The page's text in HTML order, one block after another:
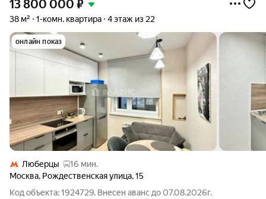
13 800 000 ₽
38 м² 1-комн. квартира 4 этаж из 22
онлайн показ
Люберцы
16 мин.
Москва, Рождественская улица,15
Код объекта: 1924729. Внесен аванс до 07.08.2026г.